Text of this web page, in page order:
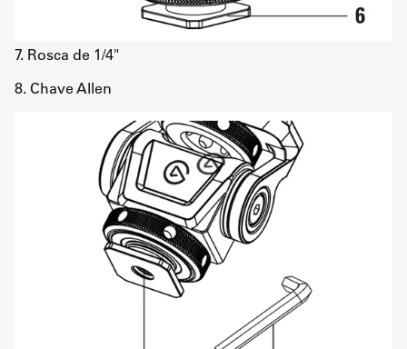
7. Rosca de 1/4"
8. Chave Allen